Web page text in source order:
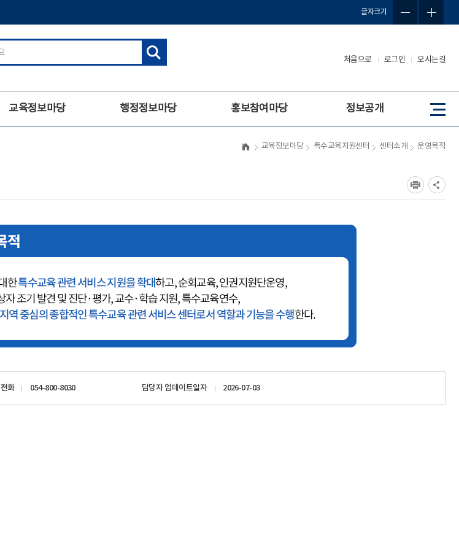
글자크기
처음으로 로그인 오시는길
사
이
트
교육정보마당 행정정보마당 홍보참여마당 정보공개
교육정보마당 특수교육지원센터 센터소개 운영목적
전화 054-800-8030 담당자 업데이트일자 2026-07-03